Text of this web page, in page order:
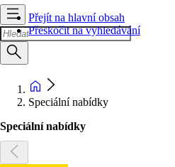
Přejít na hlavní obsah
Přeskočit na vyhledávání
Speciální nabídky
Speciální nabídky